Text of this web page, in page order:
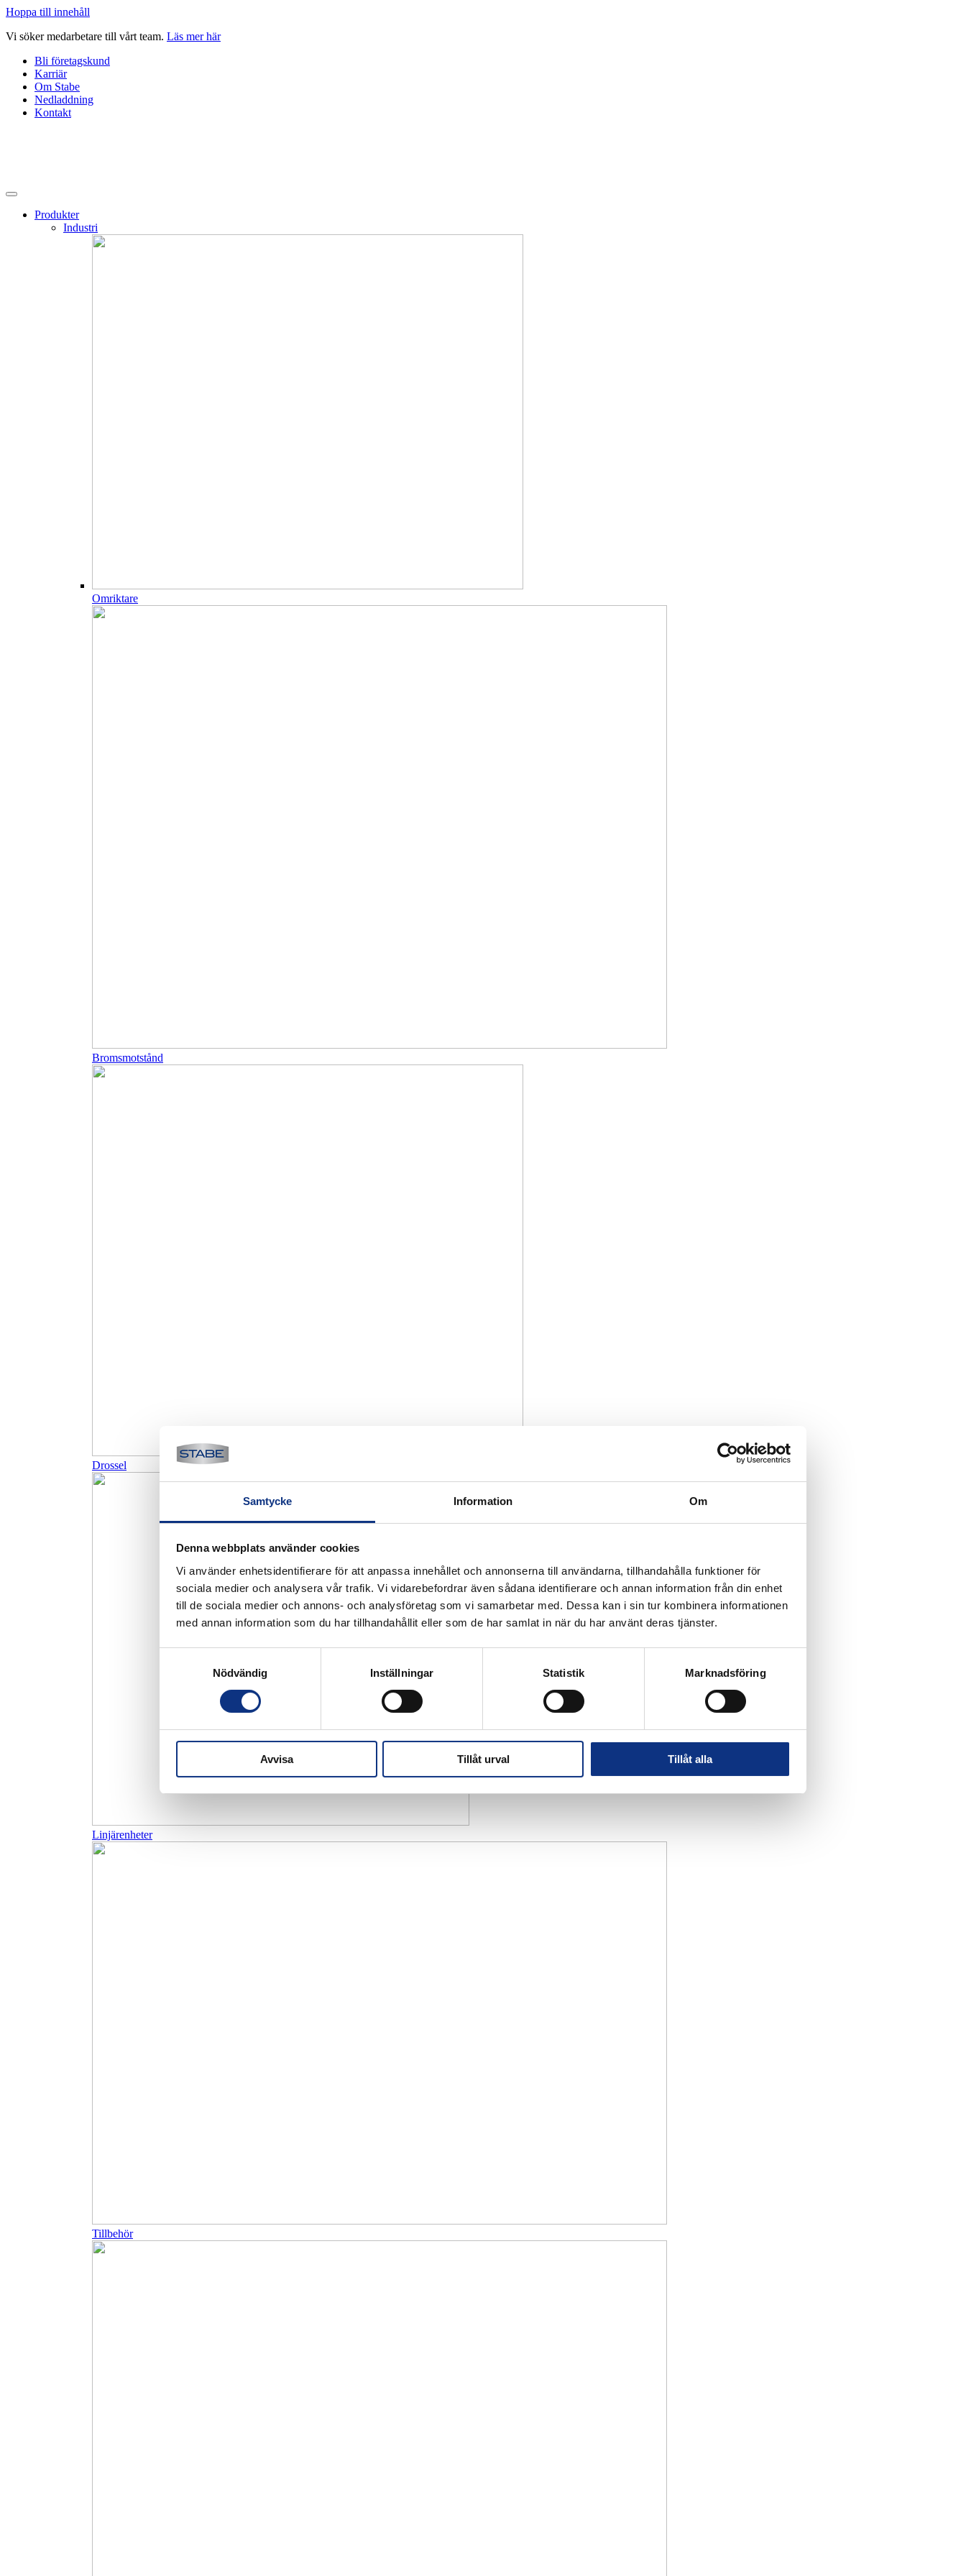
Samtycke Information Om
Denna webbplats använder cookies
Vi använder enhetsidentifierare för att anpassa innehållet och annonserna till användarna, tillhandahålla funktioner för
sociala medier och analysera vår trafik. Vi vidarebefordrar även sådana identifierare och annan information från din enhet
till de sociala medier och annons- och analysföretag som vi samarbetar med. Dessa kan i sin tur kombinera informationen
med annan information som du har tillhandahållit eller som de har samlat in när du har använt deras tjänster.
Nödvändig
Inställningar Statistik Marknadsföring
Avvisa Tillåt urval Tillåt alla
Hoppa till innehåll
Vi söker medarbetare till vårt team. Läs mer här
Bli företagskund
Karriär
Om Stabe
Nedladdning
Kontakt
Produkter
Industri
Omriktare
Bromsmotstånd
Drossel
Linjärenheter
Tillbehör